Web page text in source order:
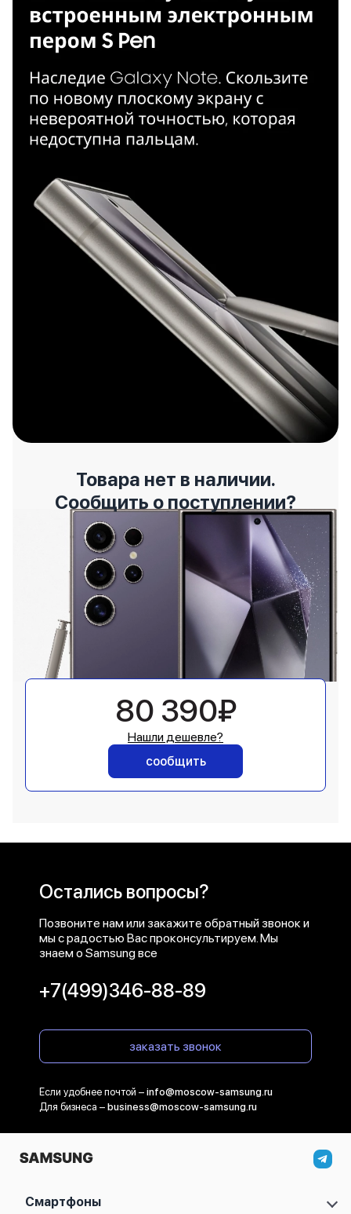
Товара нет в наличии.
Сообщить о поступлении?
80 390₽
Нашли дешевле?
сообщить
Остались вопросы?
Позвоните нам или закажите обратный звонок и
мы с радостью Вас проконсультируем. Мы
знаем о Samsung все
+7(499)346-88-89
заказать звонок
Если удобнее почтой – info@moscow-samsung.ru
Для бизнеса – business@moscow-samsung.ru
Смартфоны